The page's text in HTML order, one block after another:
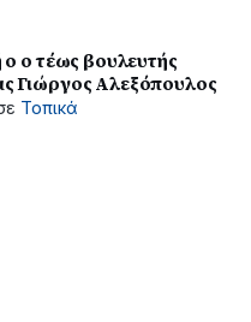
ο τέως βουλευτής
Γιώργος Αλεξόπουλος
Τοπικά